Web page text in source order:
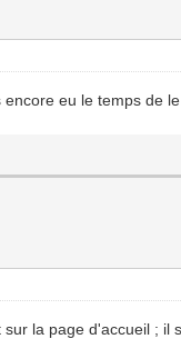
eu le temps de le
la page d'accueil ; il